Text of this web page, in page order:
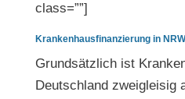
class=””]
Krankenhausfinanzierung in NRW
Grundsätzlich ist
Deutschland zweigleisig